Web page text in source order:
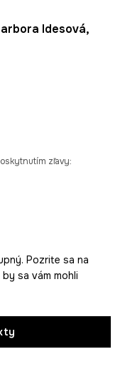
Idesová,
zľavy:
Pozrite sa na
sa vám mohli